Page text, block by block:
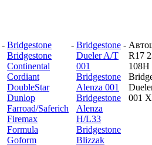
- Bridgestone
Bridgestone
Continental
Cordiant
DoubleStar
Dunlop
Farroad/Saferich
Firemax
Formula
Goform
- Bridgestone
Dueler A/T
001
Bridgestone
Alenza 001
Bridgestone
Alenza
H/L33
Bridgestone
Blizzak
-
R17
108H
001